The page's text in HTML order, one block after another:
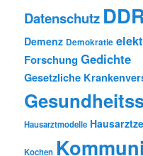
Datenschutz
Demenz Demokratie
Forschung Gedichte
Gesetzliche
Hausarztmodelle
Kochen